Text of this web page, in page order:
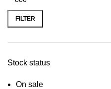
FILTER
Stock status
On sale